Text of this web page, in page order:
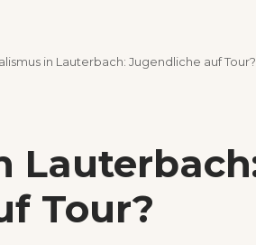
in Lauterbach: Jugendliche auf Tour?
Tour?